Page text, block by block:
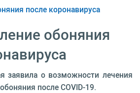
после коронавируса
обоняния
заявила о возможности лечения
после COVID-19.